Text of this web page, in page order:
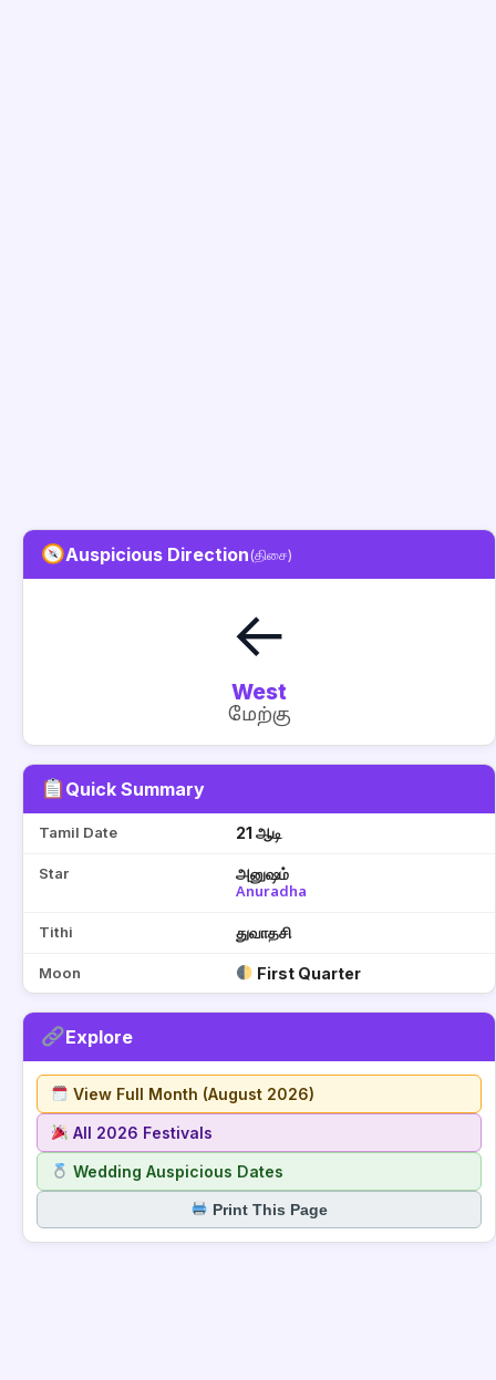
Auspicious Direction(திசை)
←
West
மேற்கு
Quick Summary
Tamil Date 21 ஆடி
Star அனுஷம்
Anuradha
Tithi துவாதசி
Moon First Quarter
Explore
View Full Month (August 2026)
All 2026 Festivals
Wedding Auspicious Dates
Print This Page